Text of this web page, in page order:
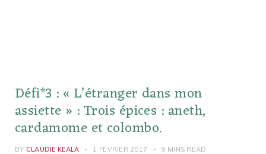
Défi*3 : « L’étranger dans mon
assiette » : Trois épices : aneth,
cardamome et colombo.
BY CLAUDIE KEALA 1 FÉVRIER 2017 9 MINS READ